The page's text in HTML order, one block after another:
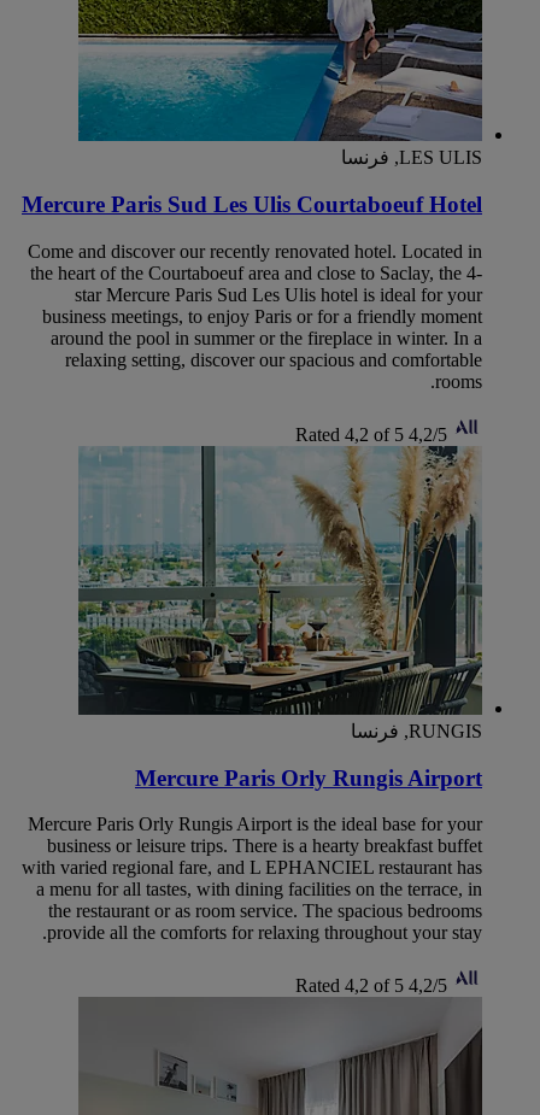
LES ULIS, فرنسا
Mercure Paris Sud Les Ulis Courtaboeuf Hotel
Come and discover our recently renovated hotel. Located in
the heart of the Courtaboeuf area and close to Saclay, the 4-
star Mercure Paris Sud Les Ulis hotel is ideal for your
business meetings, to enjoy Paris or for a friendly moment
around the pool in summer or the fireplace in winter. In a
relaxing setting, discover our spacious and comfortable
rooms.
4,2/5
Rated 4,2 of 5
RUNGIS, فرنسا
Mercure Paris Orly Rungis Airport
Mercure Paris Orly Rungis Airport is the ideal base for your
business or leisure trips. There is a hearty breakfast buffet
with varied regional fare, and L EPHANCIEL restaurant has
a menu for all tastes, with dining facilities on the terrace, in
the restaurant or as room service. The spacious bedrooms
provide all the comforts for relaxing throughout your stay.
4,2/5
Rated 4,2 of 5